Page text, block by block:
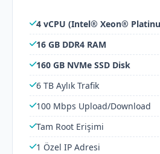
4 vCPU (Intel® Xeon®
16 GB DDR4 RAM
160 GB NVMe SSD Disk
6 TB Aylık Trafik
100 Mbps Upload/Download
Tam Root Erişimi
1 Özel IP Adresi